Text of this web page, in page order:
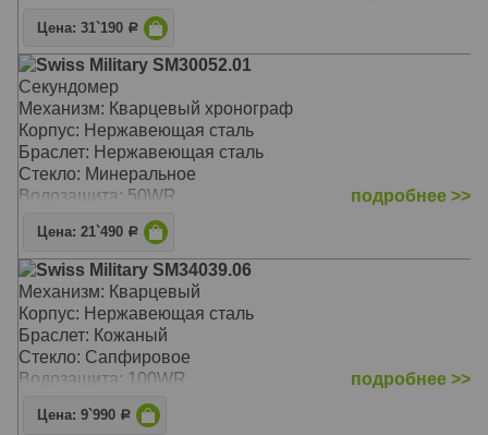
Цена: 31`190 Р
Swiss Military SM30052.01
Секундомер
Механизм: Кварцевый хронограф
Корпус: Нержавеющая сталь
Браслет: Нержавеющая сталь
Стекло: Минеральное
Водозащита: 50WR
подробнее >>
Цена: 21`490 Р
Swiss Military SM34039.06
Механизм: Кварцевый
Корпус: Нержавеющая сталь
Браслет: Кожаный
Стекло: Сапфировое
Водозащита: 100WR
подробнее >>
Цена: 9`990 Р